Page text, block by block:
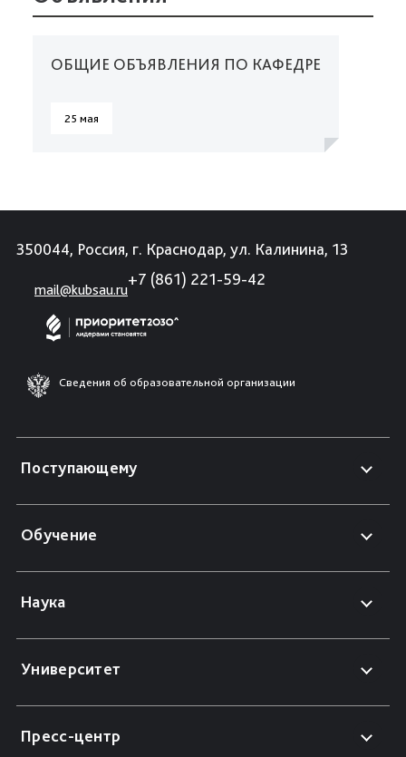
ОБЩИЕ ОБЪЯВЛЕНИЯ ПО КАФЕДРЕ
25 мая
350044, Россия, г. Краснодар, ул. Калинина, 13
mail@kubsau.ru
+7 (861) 221-59-42
Сведения об образовательной организации
Поступающему
Обучение
Наука
Университет
Пресс-центр